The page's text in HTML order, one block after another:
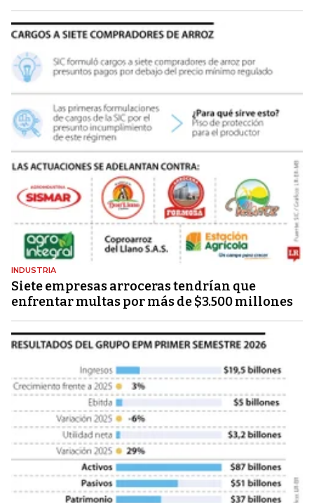
INDUSTRIA
Siete empresas arroceras tendrían que
enfrentar multas por más de $3.500 millones